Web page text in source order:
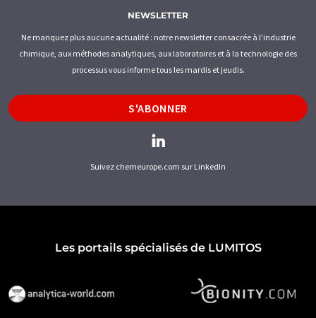
NEWSLETTER
Ne manquez plus aucune actualité : notre newsletter consacrée à l'industrie
chimique, aux méthodes analytiques, aux laboratoires et à la technologie des
processus vous informe tous les mardis et jeudis.
S'ABONNER
Suivez chemeurope.com sur LinkedIn
Les portails spécialisés de LUMITOS